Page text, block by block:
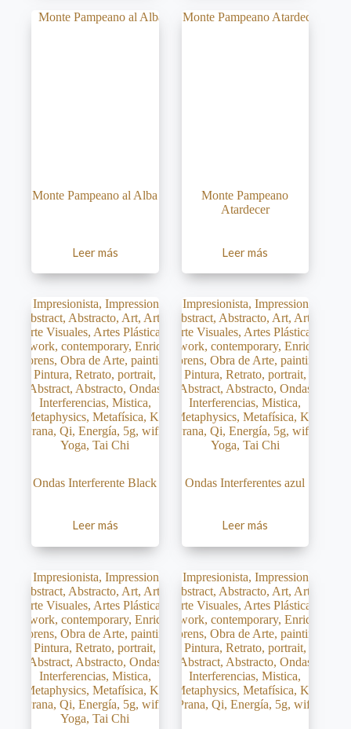
Monte Pampeano al Alba
Leer más
Monte Pampeano
Atardecer
Leer más
Ondas Interferente Black
Leer más
Ondas Interferentes azul
Leer más